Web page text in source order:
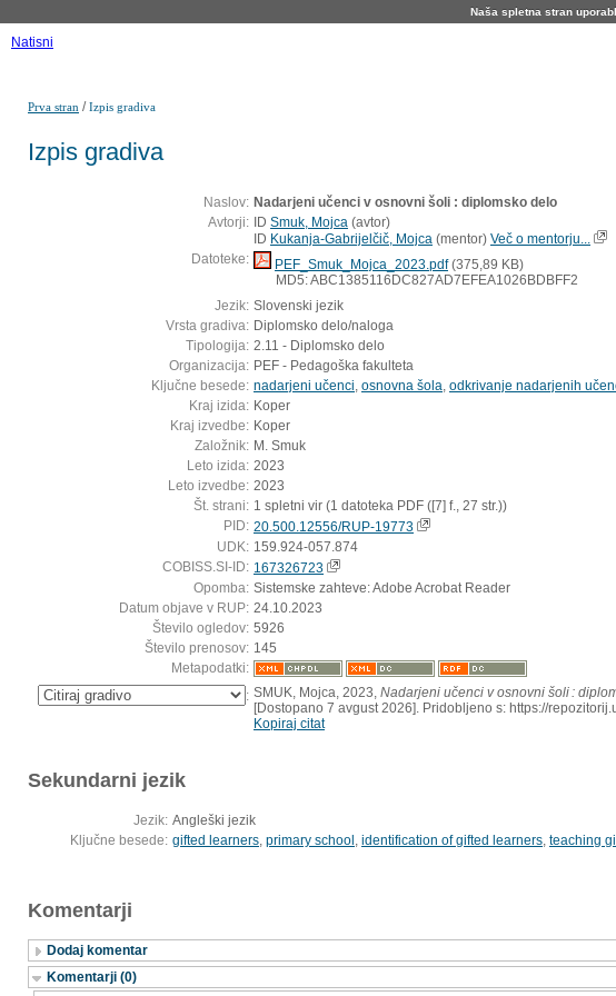
Naša spletna stran
Natisni
Prva stran /Izpis gradiva
Izpis gradiva
Naslov: Nadarjeni učenci v osnovni šoli : diplomsko delo
Avtorji: ID Smuk, Mojca (avtor)
ID Kukanja-Gabrijelčič, Mojca (mentor) Več o mentorju...
Datoteke:
PEF_Smuk_Mojca_2023.pdf(375,89 KB)
MD5: ABC1385116DC827AD7EFEA1026BDBFF2
Jezik: Slovenski jezik
Vrsta gradiva: Diplomsko delo/naloga
Tipologija: 2.11 - Diplomsko delo
Organizacija: PEF - Pedagoška fakulteta
Ključne besede: nadarjeni učenci osnovna šola odkrivanje nadarjenih
Kraj izida: Koper
Kraj izvedbe: Koper
Založnik: M. Smuk
Leto izida: 2023
Leto izvedbe: 2023
Št. strani: 1 spletni vir (1 datoteka PDF ([7] f., 27 str.))
PID: 20.500.12556/RUP-19773
UDK: 159.924-057.874
COBISS.SI-ID: 167326723
Opomba: Sistemske zahteve: Adobe Acrobat Reader
Datum objave v RUP: 24.10.2023
Število ogledov: 5926
Število prenosov: 145
Metapodatki:
: SMUK, Mojca, 2023, Nadarjeni učenci v osnovni šoli :
[Dostopano 7 avgust 2026]. Pridobljeno s: https://
Kopiraj citat
Sekundarni jezik
Jezik: Angleški jezik
Ključne besede: gifted learners, primary school , identification of gifted learners, teaching
Komentarji
Dodaj komentar
Komentarji (0)